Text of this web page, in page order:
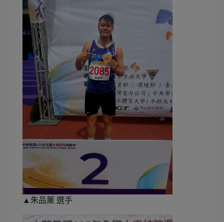
▲朱品薰 選手